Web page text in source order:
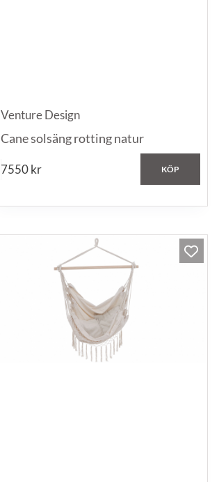
Venture Design
Cane solsäng rotting natur
7550kr KÖP